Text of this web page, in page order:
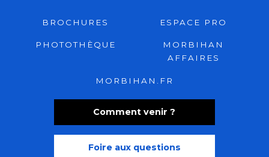
Comment venir ?
Foire aux questions
BROCHURES ESPACE PRO
PHOTOTHÈQUE
MORBIHAN
AFFAIRES
MORBIHAN.FR